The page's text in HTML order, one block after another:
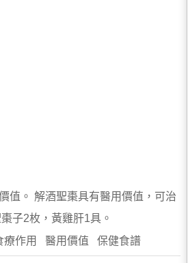
值。 解酒聖棗具有醫用價值，可治
子2枚，黃雞肝1具。
作用 醫用價值 保健食譜